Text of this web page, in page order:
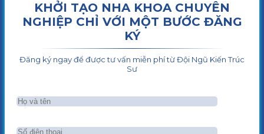
KHỞI TẠO NHA KHOA CHUYÊN
NGHIỆP CHỈ VỚI MỘT BƯỚC ĐĂNG
KÝ
Đăng ký ngay để được tư vấn miễn phí từ Đội Ngũ Kiến Trúc
Sư